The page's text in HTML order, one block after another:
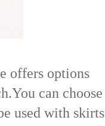
offers options
You can choose
used with skirts